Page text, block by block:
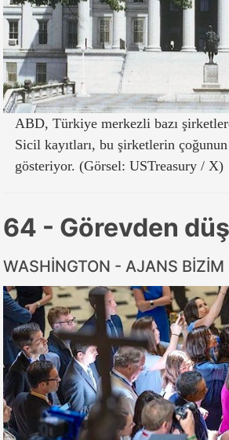
ABD, Türkiye merkezli bazı
Sicil kayıtları, bu şirketlerin
gösteriyor. (Görsel: USTreasury / X)
64 - Görevden
WASHİNGTON - AJANS BİZİM